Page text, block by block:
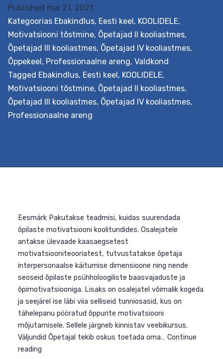
Eesmärk Pakutakse teadmisi, kuidas suurendada
õpilaste motivatsiooni koolitundides. Osalejatele
antakse ülevaade kaasaegsetest
motivatsiooniteooriatest, tutvustatakse õpetaja
interpersonaalse käitumise dimensioone ning nende
seoseid õpilaste psühholoogiliste baasvajaduste ja
õpimotivatsiooniga. Lisaks on osalejatel võimalik
ja seejärel ise läbi viia selliseid tunniosasid, kus on
tähelepanu pööratud õppurite motivatsiooni
Published mai 21, 2021
Kategoorias Ebakindlus, Eesti keel, KOOLIDELE,
Motivatsiooni tõstmine, Õpetajad II kooliastmes,
Õpetajad III kooliastmes, Õpetajad IV kooliastmes,
Õppekeel, Professionaalne areng, Valdkond
Tagged Ebakindlus, Eesti keel, KOOLIDELE,
Motivatsiooni tõstmine, Õpetajad II kooliastmes,
Õpetajad III kooliastmes, Õpetajad IV kooliastmes,
Professionaalne areng